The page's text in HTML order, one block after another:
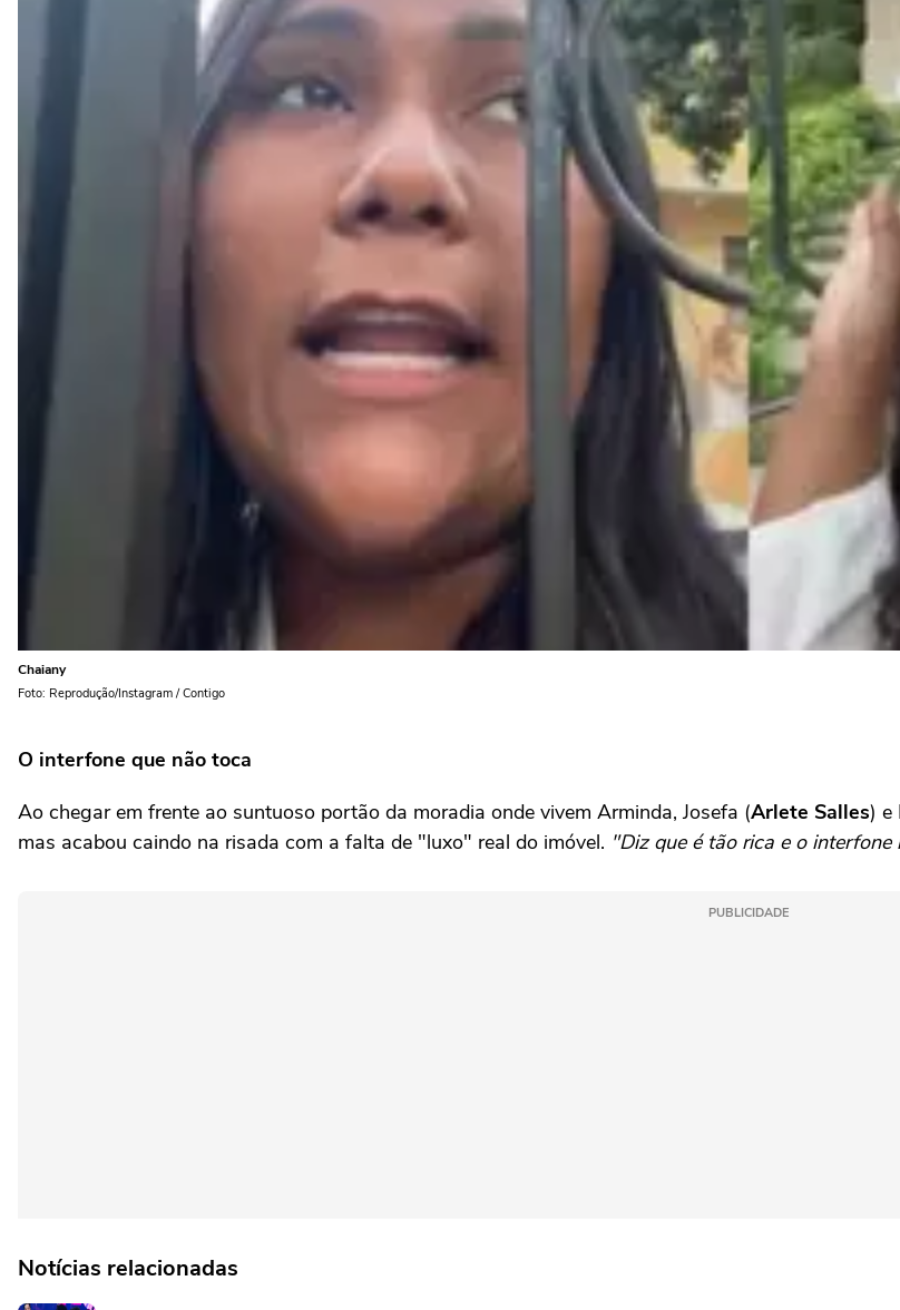
Chaiany
Foto: Reprodução/Instagram / Contigo
O interfone que não toca
Ao chegar em frente ao suntuoso portão da moradia onde vivem Arminda, Josefa (Arlete Salles) e
mas acabou caindo na risada com a falta de "luxo" real do imóvel. "Diz que é tão rica e o
PUBLICIDADE
Notícias relacionadas